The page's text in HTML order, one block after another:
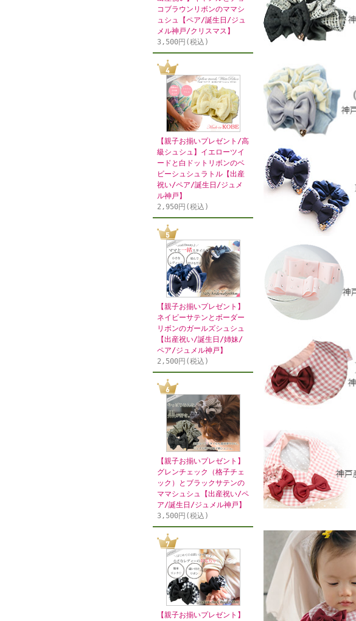
コブラウンリボンのママシ
ュシュ【ペア/誕生日/ジュ
メル神戸/クリスマス】
3,500円(税込)
【親子お揃いプレゼント/高
級シュシュ】イエローツイ
ードと白ドットリボンのベ
ビーシュシュラトル【出産
祝い/ペア/誕生日/ジュメ
ル神戸】
2,950円(税込)
【親子お揃いプレゼント】
ネイビーサテンとボーダー
リボンのガールズシュシュ
【出産祝い/誕生日/姉妹/
ペア/ジュメル神戸】
2,500円(税込)
【親子お揃いプレゼント】
グレンチェック（格子チェ
ック）とブラックサテンの
ママシュシュ【出産祝い/ペ
ア/誕生日/ジュメル神戸】
3,500円(税込)
【親子お揃いプレゼント】